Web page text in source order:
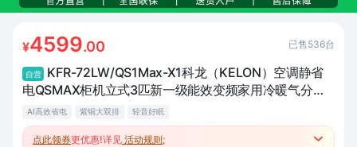
¥4599.00 已售536台
自营
KFR-72LW/QS1Max-X1科龙（KELON）空调静省
电QSMAX柜机立式3匹新一级能效变频家用冷暖气分贝
轻音好眠AI高效省电客厅以旧换新补贴静省电一级能效3
匹MAX大双排空调热卖
AI高效省电 紫铜大双排 轻音好眠
点此领券更优惠!详见 活动规则;
